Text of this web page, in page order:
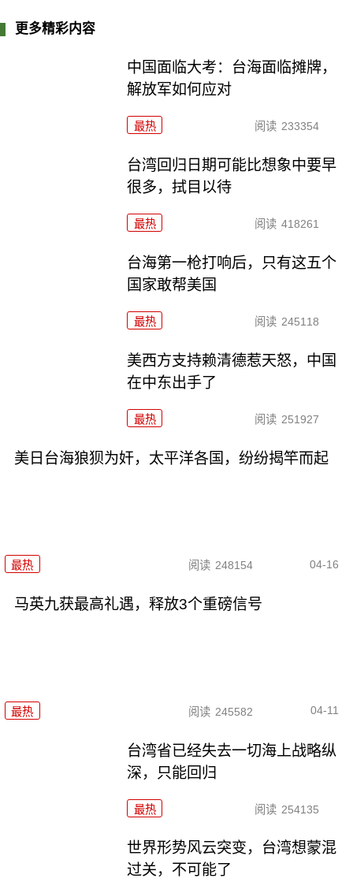
更多精彩内容
中国面临大考：台海面临摊牌，
解放军如何应对
最热 阅读 233354
台湾回归日期可能比想象中要早
很多，拭目以待
最热 阅读 418261
台海第一枪打响后，只有这五个
国家敢帮美国
最热 阅读 245118
美西方支持赖清德惹天怒，中国
在中东出手了
最热 阅读 251927
美日台海狼狈为奸，太平洋各国，纷纷揭竿而起
最热 阅读 248154 04-16
马英九获最高礼遇，释放3个重磅信号
最热 阅读 245582 04-11
台湾省已经失去一切海上战略纵
深，只能回归
最热 阅读 254135
世界形势风云突变，台湾想蒙混
过关，不可能了